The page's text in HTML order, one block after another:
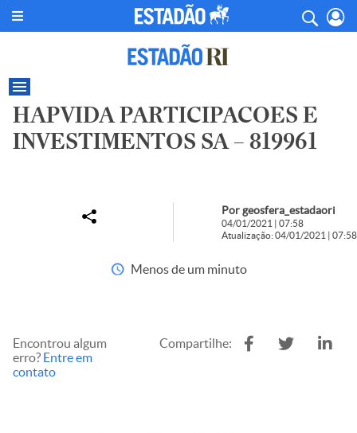
HAPVIDA PARTICIPACOES E
INVESTIMENTOS SA – 819961
Por geosfera_estadaori
04/01/2021 | 07:58
Atualização: 04/01/2021 | 07:58
Menos de um minuto
Encontrou algum
erro? Entre em
contato
Compartilhe: